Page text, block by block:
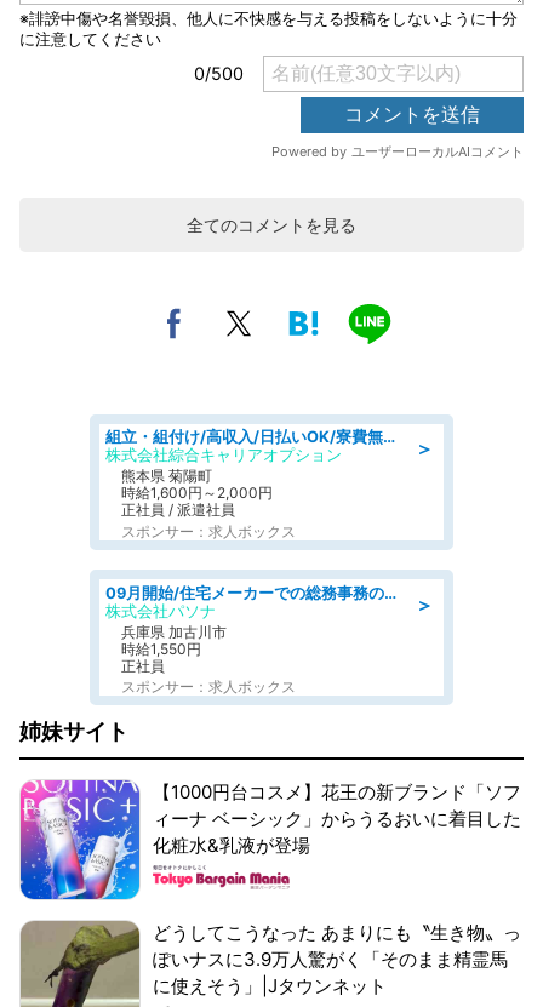
全てのコメントを見る
＞
組立・組付け/高収入/日払いOK/寮費無料/交替制/20・30・40代活躍中
株式会社綜合キャリアオプション
熊本県 菊陽町
時給1,600円～2,000円
正社員 / 派遣社員
スポンサー：求人ボックス
＞
09月開始/住宅メーカーでの総務事務のお仕事/駅近/車通勤可/一般事務/人事労務
株式会社パソナ
兵庫県 加古川市
時給1,550円
正社員
スポンサー：求人ボックス
姉妹サイト
【1000円台コスメ】花王の新ブランド「ソフ
ィーナ ベーシック」からうるおいに着目した
化粧水&乳液が登場
どうしてこうなった あまりにも〝生き物〟っ
ぽいナスに3.9万人驚がく「そのまま精霊馬
に使えそう」|Jタウンネット